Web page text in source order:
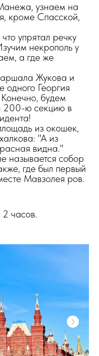
узнаем на
кроме Спасской,
упрятал речку
некрополь у
а где же
Жукова и
Георгия
будем
200-ю секцию в
из окошек,
"А из
видна."
называется собор
где был первый
Мавзолея ров.
часов.